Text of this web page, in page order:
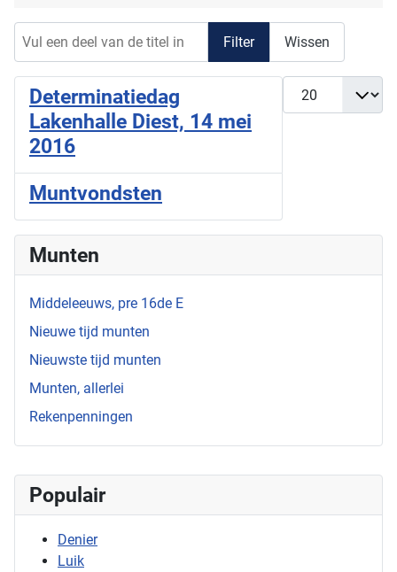
Populair
Denier
Luik
Filter Wissen
Toon #
Determinatiedag
Lakenhalle Diest, 14 mei
2016
Muntvondsten
Munten
Middeleeuws, pre 16de E
Nieuwe tijd munten
Nieuwste tijd munten
Munten, allerlei
Rekenpenningen